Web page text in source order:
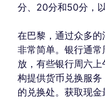
分、20分和50分，
在巴黎，通过众多
非常简单。银行通
放，有些银行周六
构提供货币兑换服
的兑换处。获取现